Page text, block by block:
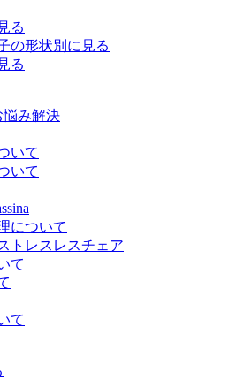
る
の形状別に見る
る
悩み解決
いて
いて
について
トレスレスチェア
て
て